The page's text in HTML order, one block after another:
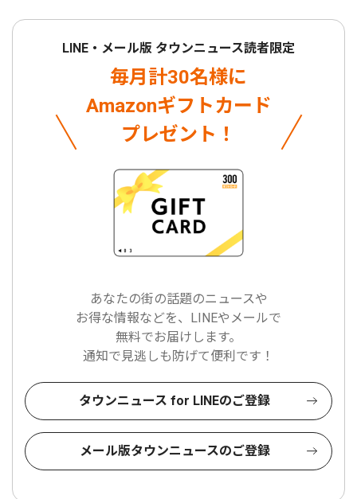
LINE・メール版 タウンニュース読者限定
毎月計30名様に
Amazonギフトカード
プレゼント！
あなたの街の話題のニュースや
お得な情報などを、LINEやメールで
無料でお届けします。
通知で見逃しも防げて便利です！
タウンニュース for LINEのご登録
メール版タウンニュースのご登録